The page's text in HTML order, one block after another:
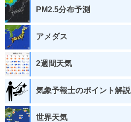
PM2.5分布予測
アメダス
2週間天気
気象予報士のポイント解説
世界天気